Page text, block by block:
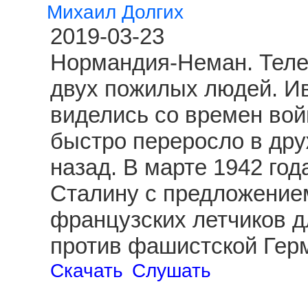
Михаил Долгих
2019-03-23
Нормандия-Неман.
двух пожилых людей.
виделись со времен
быстро переросло в
назад. В марте 1942
Сталину с
французских летчиков
против фашистской
Скачать Слушать